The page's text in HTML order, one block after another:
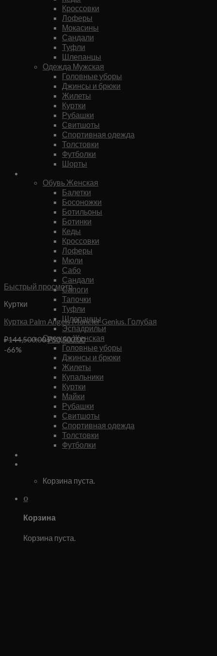
Кроссовки
Лоферы
Мокасины
Сандали
Туфли
Шлепанцы
Одежда Мужская
Головные уборы
Джинсы и брюки
Жилеты
Куртки
Рубашки
Свитшоты
Спортивная одежда
Толстовки
Футболки
Шорты
Обувь Женская
Балетки
Босоножки
Ботильоны
Ботинки
Кеды
Кроссовки
Лоферы
Мюли
Сабо
Сандали
Сапоги
Тапочки
Туфли
Шлепанцы
Эспадрильи
Одежда Женская
Головные уборы
Джинсы и брюки
Жилеты
Купальники
Куртки
Майки
Рубашки
Свитшоты
Спортивная одежда
Толстовки
Футболки
Корзина пуста.
0
Корзина
Корзина пуста.
Быстрый просмотр
Куртки
Куртка Palm Angels Moncler Genius. Голубая
₽144,500.00Первоначальная
цена
составляла
₽144,500.00.
₽50,500.00Текущая
цена:
₽50,500.00.
-66%